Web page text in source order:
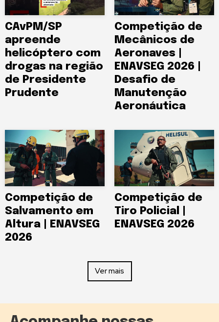
CAvPM/SP
apreende
helicóptero com
drogas na região
de Presidente
Prudente
Competição de
Mecânicos de
Aeronaves |
ENAVSEG 2026 |
Desafio de
Manutenção
Aeronáutica
Competição de
Salvamento em
Altura | ENAVSEG
2026
Competição de
Tiro Policial |
ENAVSEG 2026
Ver mais